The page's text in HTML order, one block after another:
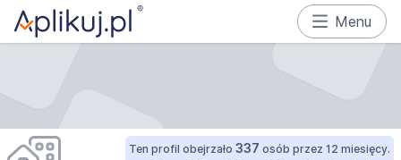
Menu
Ten profil obejrzało 337 osób przez 12 miesięcy.